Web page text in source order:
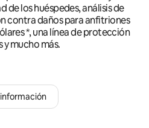
los huéspedes, análisis de
contra daños para anfitriones
*, una línea de protección
y mucho más.